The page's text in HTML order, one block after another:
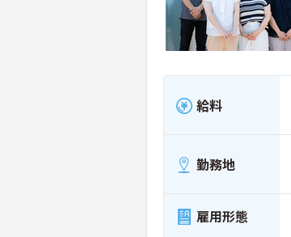
給料
勤務地
雇用形態